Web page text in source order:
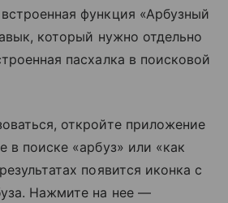
функция «Арбузный
который нужно отдельно
пасхалка в поисковой
откройте приложение
в поиске «арбуз» или «как
появится иконка с
Нажмите на нее —